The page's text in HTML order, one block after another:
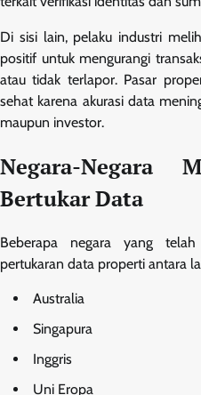
Di sisi lain, pelaku industri
positif untuk mengurangi
atau tidak terlapor. Pasar
sehat karena akurasi data
maupun investor.
Negara-Negara
Bertukar Data
Beberapa negara yang
pertukaran data properti antara
Australia
Singapura
Inggris
Uni Eropa